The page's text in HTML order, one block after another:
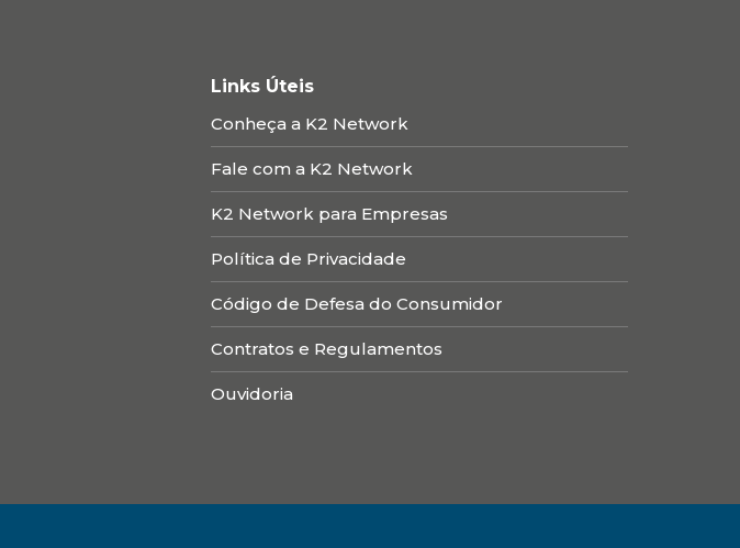
Links Úteis
Conheça a K2 Network
Fale com a K2 Network
K2 Network para Empresas
Política de Privacidade
Código de Defesa do Consumidor
Contratos e Regulamentos
Ouvidoria